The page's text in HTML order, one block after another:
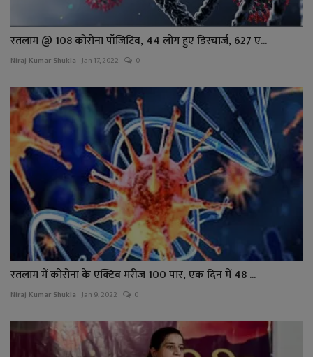
रतलाम @ 108 कोरोना पॉजिटिव, 44 लोग हुए डिस्चार्ज, 627 ए...
Niraj Kumar Shukla Jan 17, 2022 0
रतलाम में कोरोना के एक्टिव मरीज 100 पार, एक दिन में 48 ...
Niraj Kumar Shukla Jan 9, 2022 0